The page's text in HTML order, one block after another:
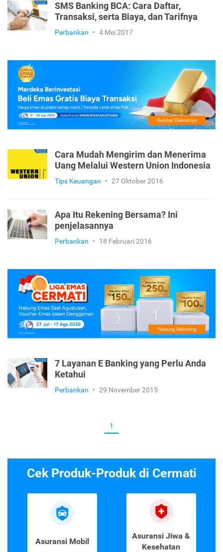
SMS Banking BCA: Cara Daftar,
Transaksi, serta Biaya, dan Tarifnya
Perbankan • 4 Mei 2017
Cara Mudah Mengirim dan Menerima
Uang Melalui Western Union Indonesia
Tips Keuangan • 27 Oktober 2016
Apa Itu Rekening Bersama? Ini
penjelasannya
Perbankan • 18 Februari 2016
7 Layanan E Banking yang Perlu Anda
Ketahui
Perbankan • 29 November 2015
1
Cek Produk-Produk di Cermati
Asuransi Mobil
Asuransi Jiwa &
Kesehatan